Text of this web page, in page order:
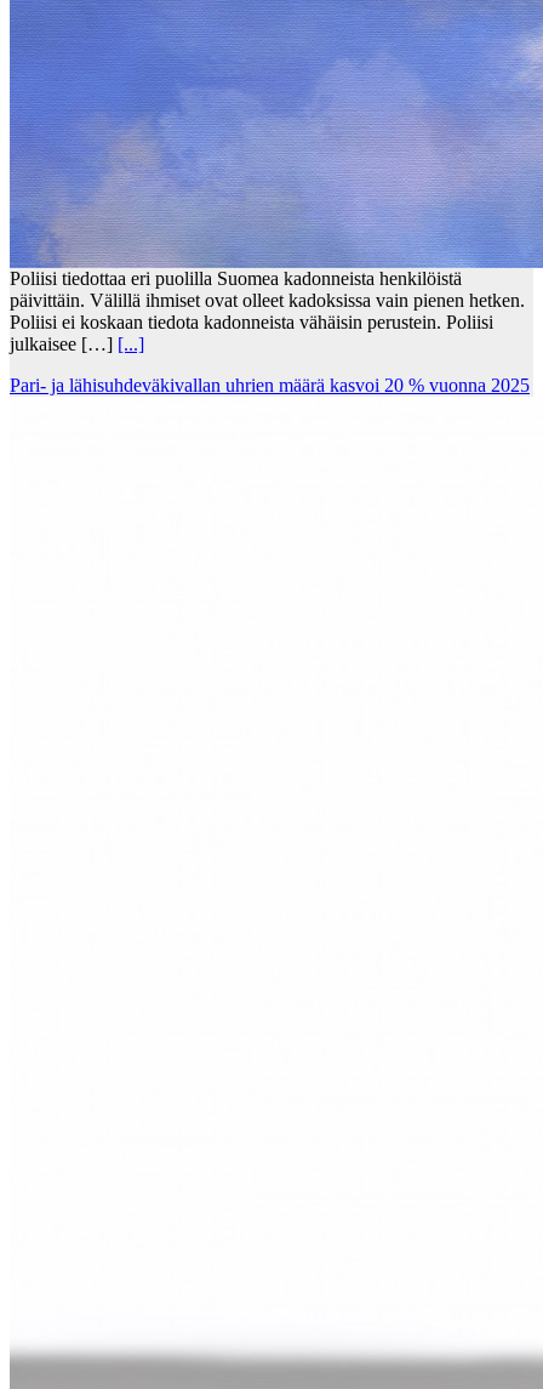
Poliisi tiedottaa eri puolilla Suomea kadonneista henkilöistä
päivittäin. Välillä ihmiset ovat olleet kadoksissa vain pienen hetken.
Poliisi ei koskaan tiedota kadonneista vähäisin perustein. Poliisi
julkaisee […] [...]
Pari- ja lähisuhdeväkivallan uhrien määrä kasvoi 20 % vuonna 2025